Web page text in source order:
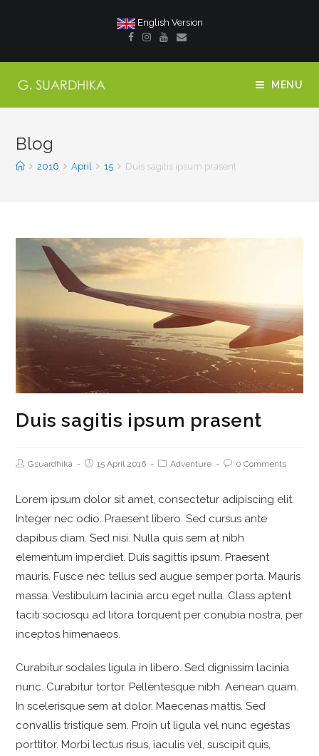
English Version
MENU
Blog
2016 April 15 Duis sagitis ipsum prasent
Duis sagitis ipsum prasent
Gsuardhika 15 April 2016 Adventure 0 Comments
Lorem ipsum dolor sit amet, consectetur adipiscing elit.
Integer nec odio. Praesent libero. Sed cursus ante
dapibus diam. Sed nisi. Nulla quis sem at nibh
elementum imperdiet. Duis sagittis ipsum. Praesent
mauris. Fusce nec tellus sed augue semper porta. Mauris
massa. Vestibulum lacinia arcu eget nulla. Class aptent
taciti sociosqu ad litora torquent per conubia nostra, per
inceptos himenaeos.
Curabitur sodales ligula in libero. Sed dignissim lacinia
nunc. Curabitur tortor. Pellentesque nibh. Aenean quam.
In scelerisque sem at dolor. Maecenas mattis. Sed
convallis tristique sem. Proin ut ligula vel nunc egestas
porttitor. Morbi lectus risus, iaculis vel, suscipit quis,